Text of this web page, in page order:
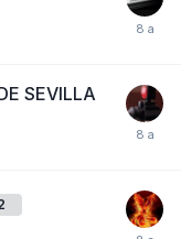
SEVILLA